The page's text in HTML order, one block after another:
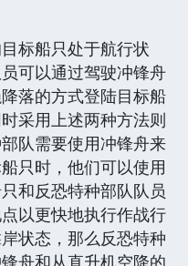
标船只处于航行状
可以通过驾驶冲锋舟
落的方式登陆目标船
采用上述两种方法则
队需要使用冲锋舟来
只时，他们可以使用
和反恐特种部队队员
以更快地执行作战行
状态，那么反恐特种
舟和从直升机空降的